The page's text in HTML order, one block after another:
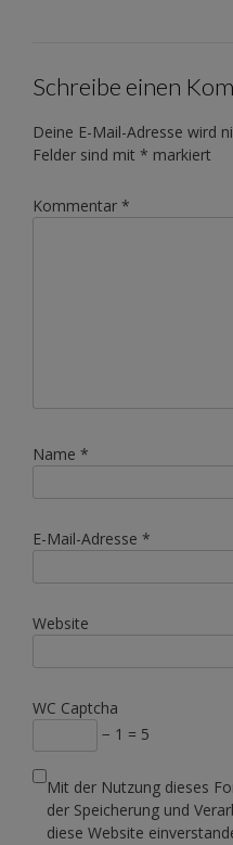
Schreibe einen
Deine E-Mail-Adresse wird
Felder sind mit * markiert
Kommentar *
Name *
E-Mail-Adresse *
Website
WC Captcha
− 1 = 5
Mit der Nutzung dieses
der Speicherung und
diese Website